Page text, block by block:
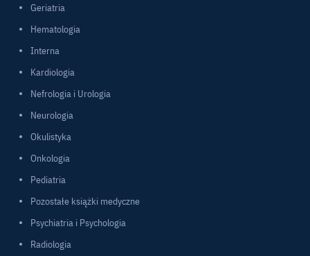
Geriatria
Hematologia
Interna
Kardiologia
Nefrologia i Urologia
Neurologia
Okulistyka
Onkologia
Pediatria
Pozostałe książki medyczne
Psychiatria i Psychologia
Radiologia